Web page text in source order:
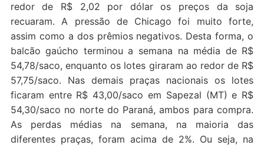
redor de R$ 2,02 por dólar os preços da soja
recuaram. A pressão de Chicago foi muito forte,
assim como a dos prêmios negativos. Desta forma, o
balcão gaúcho terminou a semana na média de R$
54,78/saco, enquanto os lotes giraram ao redor de R$
57,75/saco. Nas demais praças nacionais os lotes
ficaram entre R$ 43,00/saco em Sapezal (MT) e R$
54,30/saco no norte do Paraná, ambos para compra.
As perdas médias na semana, na maioria das
diferentes praças, foram acima de 2%. Ou seja, na